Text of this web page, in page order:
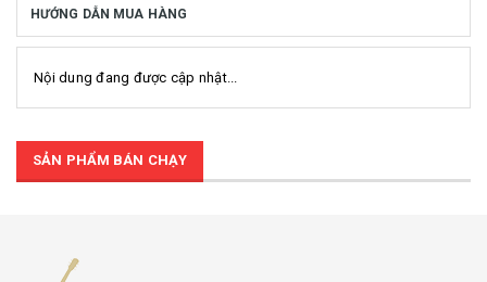
HƯỚNG DẪN MUA HÀNG
Nội dung đang được cập nhật...
SẢN PHẨM BÁN CHẠY